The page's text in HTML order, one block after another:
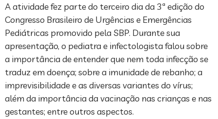
A atividade fez parte do terceiro dia da 3ª edição do
Congresso Brasileiro de Urgências e Emergências
Pediátricas promovido pela SBP. Durante sua
apresentação, o pediatra e infectologista falou sobre
a importância de entender que nem toda infecção se
traduz em doença; sobre a imunidade de rebanho; a
imprevisibilidade e as diversas variantes do vírus;
além da importância da vacinação nas crianças e nas
gestantes; entre outros aspectos.